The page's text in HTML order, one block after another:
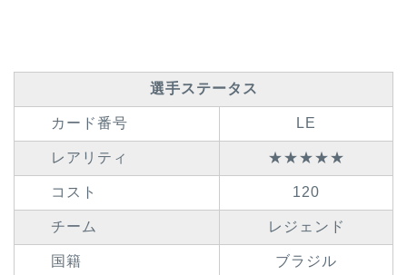
選手ステータス
カード番号 LE
レアリティ ★★★★★
コスト 120
チーム レジェンド
国籍 ブラジル